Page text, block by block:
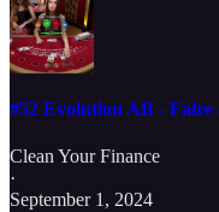
#52 Evolution AB - Faire
Clean Your Finance
·
September 1, 2024